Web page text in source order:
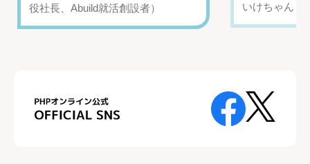
役社長、Abuild就活創設者）
いけちゃん（